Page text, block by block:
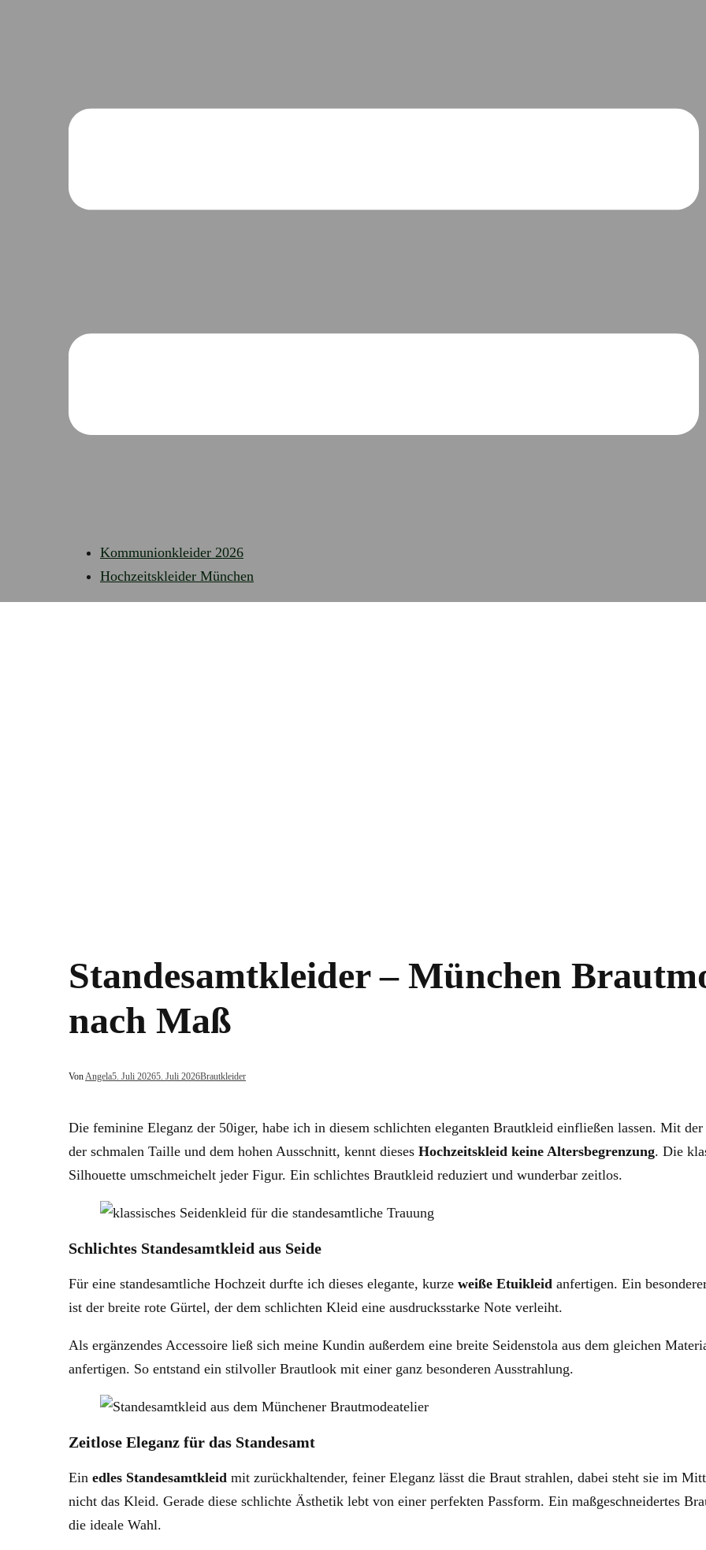
Kommunionkleider 2026
Hochzeitskleider München
Standesamtkleider – München
nach Maß
Von Angela5. Juli 20265. Juli 2026Brautkleider
Die feminine Eleganz der 50iger, habe ich in diesem schlichten eleganten Brautkleid einfließen lassen. Mit
der schmalen Taille und dem hohen Ausschnitt, kennt dieses Hochzeitskleid keine Altersbegrenzung. Die
Silhouette umschmeichelt jeder Figur. Ein schlichtes Brautkleid reduziert und wunderbar zeitlos.
Schlichtes Standesamtkleid aus Seide
Für eine standesamtliche Hochzeit durfte ich dieses elegante, kurze weiße Etuikleid anfertigen. Ein
ist der breite rote Gürtel, der dem schlichten Kleid eine ausdrucksstarke Note verleiht.
Als ergänzendes Accessoire ließ sich meine Kundin außerdem eine breite Seidenstola aus dem gleichen
anfertigen. So entstand ein stilvoller Brautlook mit einer ganz besonderen Ausstrahlung.
Zeitlose Eleganz für das Standesamt
Ein edles Standesamtkleid mit zurückhaltender, feiner Eleganz lässt die Braut strahlen, dabei steht sie im
nicht das Kleid. Gerade diese schlichte Ästhetik lebt von einer perfekten Passform. Ein maßgeschneidertes
die ideale Wahl.